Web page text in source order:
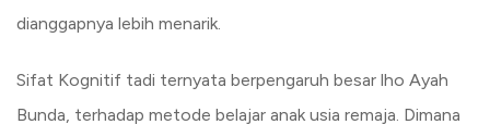
dianggapnya lebih menarik.
Sifat Kognitif tadi ternyata berpengaruh besar lho Ayah
Bunda, terhadap metode belajar anak usia remaja. Dimana